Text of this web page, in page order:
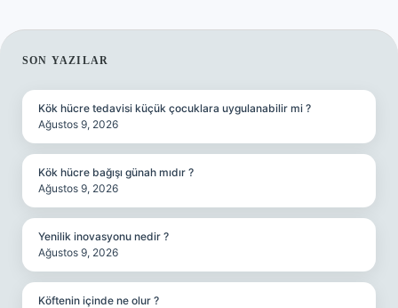
SIDEBAR
SON YAZILAR
Kök hücre tedavisi küçük çocuklara uygulanabilir mi ?
Ağustos 9, 2026
Kök hücre bağışı günah mıdır ?
Ağustos 9, 2026
Yenilik inovasyonu nedir ?
Ağustos 9, 2026
Köftenin içinde ne olur ?